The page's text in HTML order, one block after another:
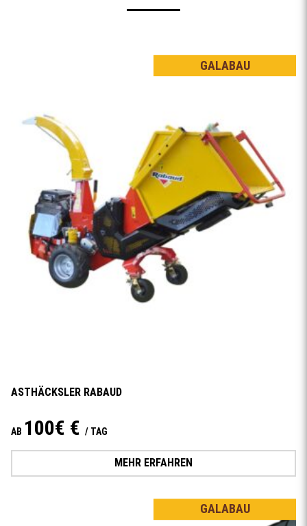
GALABAU
ASTHÄCKSLER RABAUD
AB 100€ € / TAG
MEHR ERFAHREN
GALABAU